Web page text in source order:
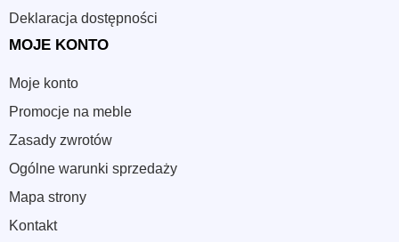
Deklaracja dostępności
MOJE KONTO
Moje konto
Promocje na meble
Zasady zwrotów
Ogólne warunki sprzedaży
Mapa strony
Kontakt